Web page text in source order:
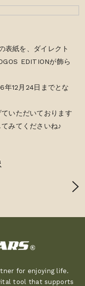
表紙を、ダイレクト
EDITIONが飾ら
年12月24日までとな
いただいております
みてくださいね♪
for enjoying life.
tool that supports